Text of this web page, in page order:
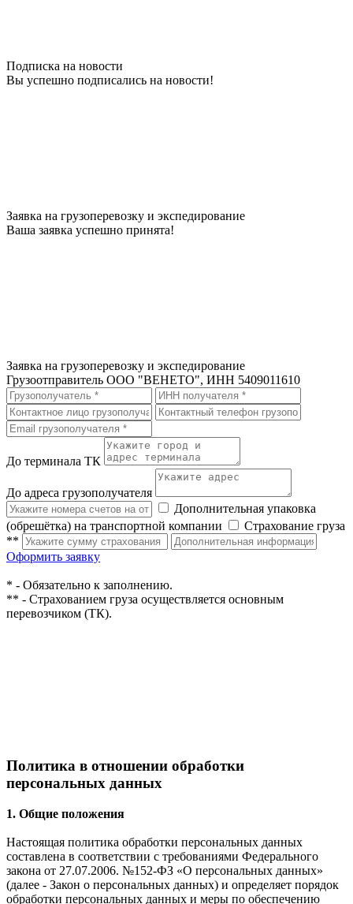
Подписка на новости
Вы успешно подписались на новости!
Заявка на грузоперевозку и экспедирование
Ваша заявка успешно принята!
Заявка на грузоперевозку и экспедирование
Грузоотправитель ООО "ВЕНЕТО", ИНН 5409011610
До терминала ТК
До адреса грузополучателя
Дополнительная упаковка
(обрешётка) на транспортной компании
Страхование груза
**
Оформить заявку
* - Обязательно к заполнению.
** - Страхованием груза осуществляется основным
перевозчиком (ТК).
Политика в отношении обработки
персональных данных
1. Общие положения
Настоящая политика обработки персональных данных
составлена в соответствии с требованиями Федерального
закона от 27.07.2006. №152-ФЗ «О персональных данных»
(далее - Закон о персональных данных) и определяет порядок
обработки персональных данных и меры по обеспечению